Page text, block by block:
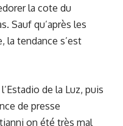
la cote du
Sauf qu’après les
la tendance s’est
de la Luz, puis
de presse
on été très mal